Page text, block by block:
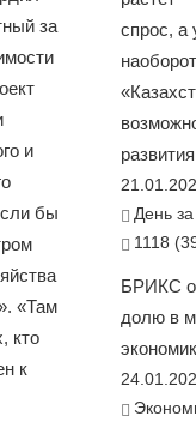
за
и
бы
«Там
кто
к
спрос, а
День
1118
БРИКС
долю в